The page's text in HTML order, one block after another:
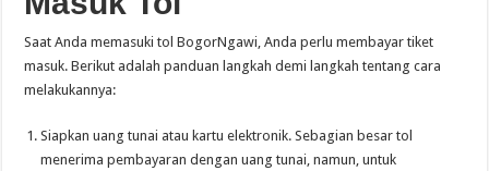
Saat Anda memasuki tol BogorNgawi, Anda perlu membayar tiket
masuk. Berikut adalah panduan langkah demi langkah tentang cara
melakukannya:
Siapkan uang tunai atau kartu elektronik. Sebagian besar tol
menerima pembayaran dengan uang tunai, namun, untuk